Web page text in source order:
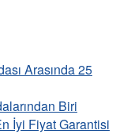
Arasında 25
Biri
İyi Fiyat Garantisi